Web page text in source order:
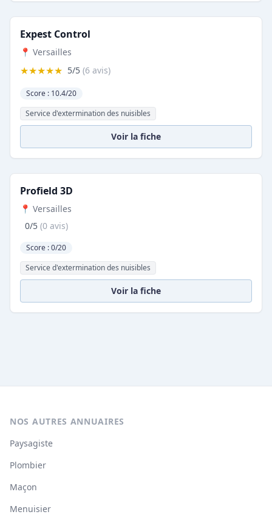
Expest Control
📍 Versailles
★★★★★ 5/5 (6 avis)
Score : 10.4/20
Service d'extermination des nuisibles
Voir la fiche
Profield 3D
📍 Versailles
0/5 (0 avis)
Score : 0/20
Service d'extermination des nuisibles
Voir la fiche
NOS AUTRES ANNUAIRES
Paysagiste
Plombier
Maçon
Menuisier